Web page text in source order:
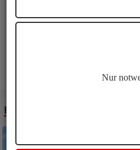
BILDER KÖNIGSANGER
Nur